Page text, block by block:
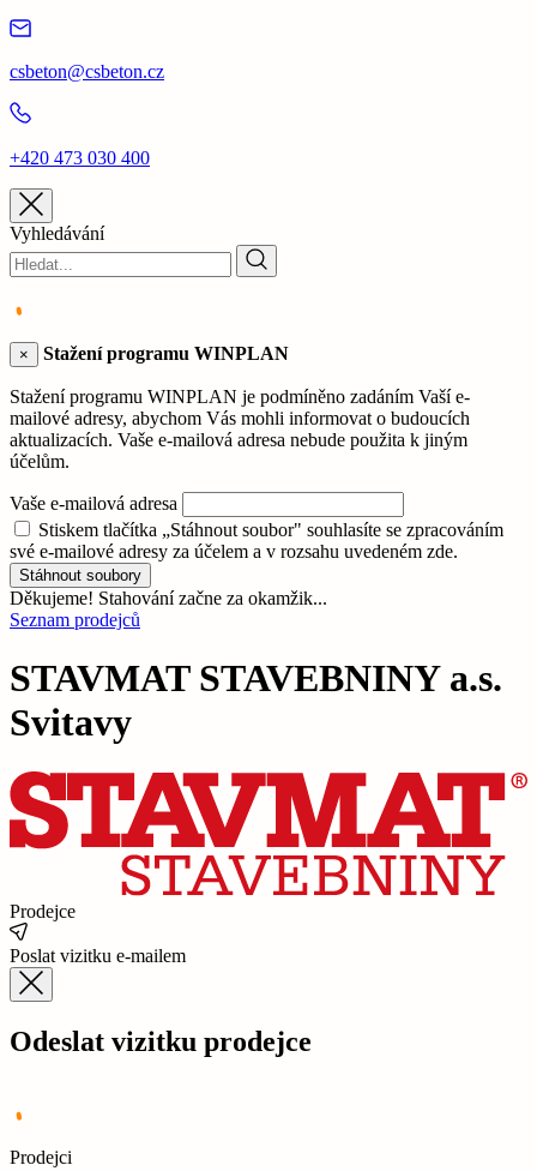
csbeton@csbeton.cz
+420 473 030 400
Vyhledávání
× Stažení programu WINPLAN
Stažení programu WINPLAN je podmíněno zadáním Vaší e-
mailové adresy, abychom Vás mohli informovat o budoucích
aktualizacích. Vaše e-mailová adresa nebude použita k jiným
účelům.
Vaše e-mailová adresa
Stiskem tlačítka „Stáhnout soubor" souhlasíte se zpracováním
své e-mailové adresy za účelem a v rozsahu uvedeném zde.
Stáhnout soubory
Děkujeme! Stahování začne za okamžik...
Seznam prodejců
STAVMAT STAVEBNINY a.s.
Svitavy
Prodejce
Poslat vizitku e-mailem
Odeslat vizitku prodejce
Prodejci